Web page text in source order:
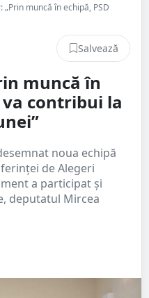
„Prin muncă în echipă, PSD
Salvează
muncă în
va contribui la
noua echipă
de Alegeri
a participat și
deputatul Mircea